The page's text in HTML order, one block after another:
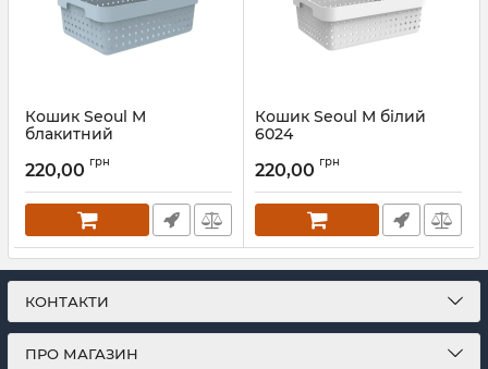
Кошик Seoul M
блакитний
220,00 грн
Кошик Seoul M білий
6024
220,00 грн
КОНТАКТИ
ПРО МАГАЗИН